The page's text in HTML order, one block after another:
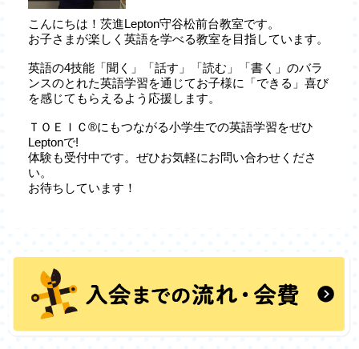
こんにちは！茨進Lepton守谷松前台教室です。
お子さまが楽しく英語を学べる教室を目指しています。
英語の4技能「聞く」「話す」「読む」「書く」のバラ
ンスのとれた英語学習を通じてお子様に「できる」喜び
を感じてもらえるよう応援します。
ＴＯＥＩＣ®にもつながる小学生での英語学習をぜひ
Leptonで!
体験も受付中です。ぜひお気軽にお問い合わせくださ
い。
お待ちしています！